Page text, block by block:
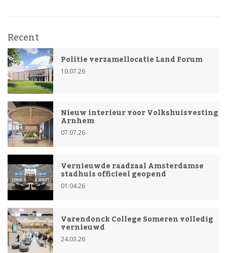
Recent
Politie verzamellocatie Land Forum
10.07.26
Nieuw interieur voor Volkshuisvesting
Arnhem
07.07.26
Vernieuwde raadzaal Amsterdamse
stadhuis officieel geopend
01.04.26
Varendonck College Someren volledig
vernieuwd
24.03.26